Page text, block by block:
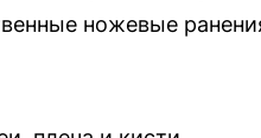
ножевые